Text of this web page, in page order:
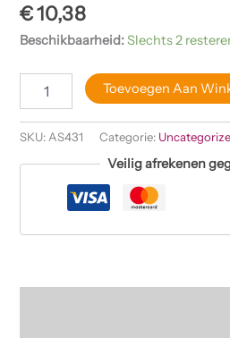
€10,38
Beschikbaarheid:Slechts 2
Toevoegen Aan
SKU: AS431 Categorie:
Veilig afrekenen